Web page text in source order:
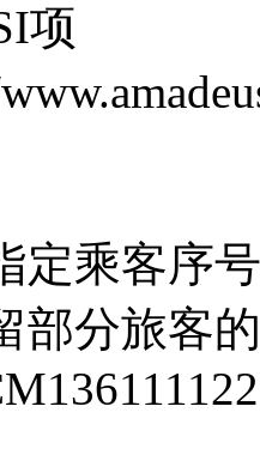
项
定乘客序
部分旅客